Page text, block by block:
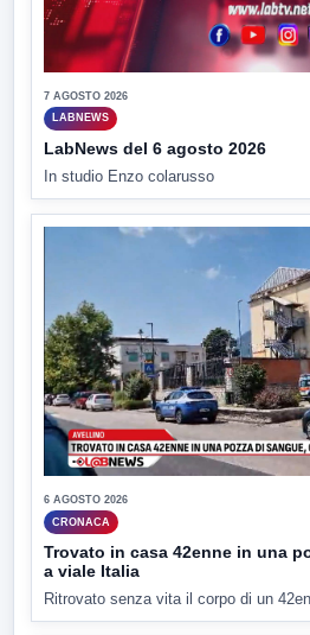
7 AGOSTO 2026
LABNEWS
LabNews del 6 agosto 2026
In studio Enzo colarusso
6 AGOSTO 2026
CRONACA
Trovato in casa 42enne in una
a viale Italia
Ritrovato senza vita il corpo di un